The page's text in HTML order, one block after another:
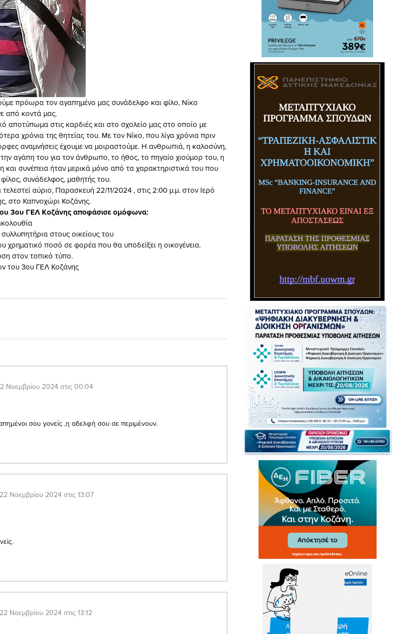
πρόωρα τον αγαπημένο μας συνάδελφο και φίλο, Νίκο
από κοντά μας.
αποτύπωμα στις καρδιές και στο σχολείο μας στο οποίο με
χρόνια της θητείας του. Με τον Νίκο, που λίγα χρόνια πριν
αναμνήσεις έχουμε να μοιραστούμε. Η ανθρωπιά, η καλοσύνη,
αγάπη του για τον άνθρωπο, το ήθος, το πηγαίο χιούμορ του, η
και συνέπεια ήταν μερικά μόνο από τα χαρακτηριστικά του που
συνάδελφος, μαθητής του.
αύριο, Παρασκευή 22/11/2024 , στις 2:00 μ.μ. στον Ιερό
στο Καπνοχώρι Κοζάνης.
3ου ΓΕΛ Κοζάνης αποφάσισε ομόφωνα:
στους οικείους του
χρηματικό ποσό σε φορέα που θα υποδείξει η οικογένεια.
στον τοπικό τύπο.
του 3ου ΓΕΛ Κοζάνης
Νοεμβρίου 2024 στις 00:04
σου γονείς ,η αδελφή σου σε περιμένουν.
22 Νοεμβρίου 2024 στις 13:07
22 Νοεμβρίου 2024 στις 13:12